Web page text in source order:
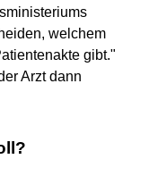
welchem
gibt."
Arzt dann